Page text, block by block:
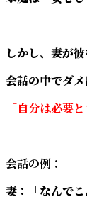
しかし、妻が
会話の中でダメ
「自分は必要
会話の例：
妻：「なんで